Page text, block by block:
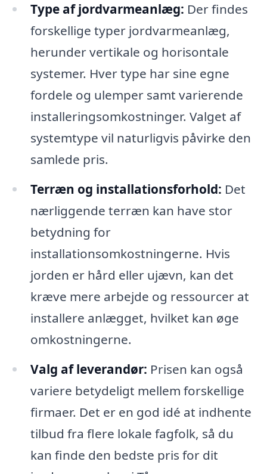
Type af jordvarmeanlæg: Der findes
forskellige typer jordvarmeanlæg,
herunder vertikale og horisontale
systemer. Hver type har sine egne
fordele og ulemper samt varierende
installeringsomkostninger. Valget af
systemtype vil naturligvis påvirke den
samlede pris.
Terræn og installationsforhold: Det
nærliggende terræn kan have stor
betydning for
installationsomkostningerne. Hvis
jorden er hård eller ujævn, kan det
kræve mere arbejde og ressourcer at
installere anlægget, hvilket kan øge
omkostningerne.
Valg af leverandør: Prisen kan også
variere betydeligt mellem forskellige
firmaer. Det er en god idé at indhente
tilbud fra flere lokale fagfolk, så du
kan finde den bedste pris for dit